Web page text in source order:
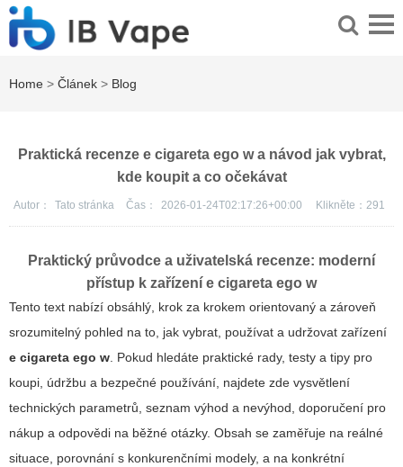
Home > Článek > Blog
Praktická recenze e cigareta ego w a návod jak vybrat,
kde koupit a co očekávat
Autor： Tato stránka Čas： 2026-01-24T02:17:26+00:00 Klikněte： 291
Praktický průvodce a uživatelská recenze: moderní
přístup k zařízení e cigareta ego w
Tento text nabízí obsáhlý, krok za krokem orientovaný a zároveň
srozumitelný pohled na to, jak vybrat, používat a udržovat zařízení
e cigareta ego w. Pokud hledáte praktické rady, testy a tipy pro
koupi, údržbu a bezpečné používání, najdete zde vysvětlení
technických parametrů, seznam výhod a nevýhod, doporučení pro
nákup a odpovědi na běžné otázky. Obsah se zaměřuje na reálné
situace, porovnání s konkurenčními modely, a na konkrétní